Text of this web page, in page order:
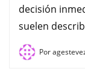
decisión
suelen
Por